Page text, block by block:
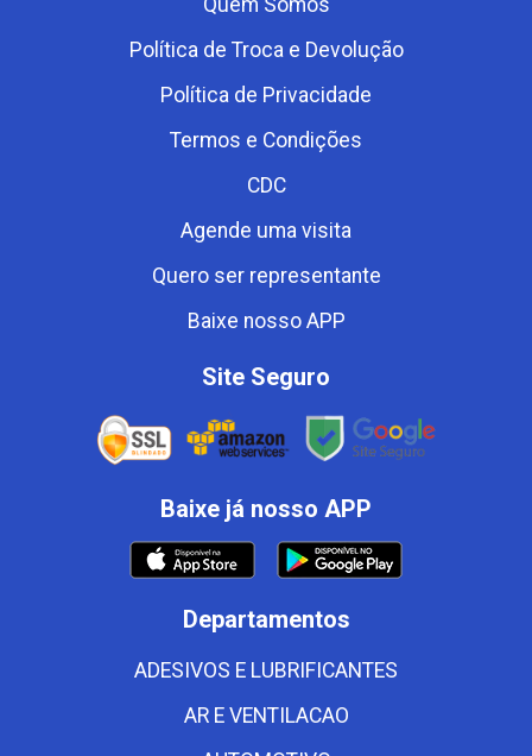
Política de Troca e Devolução
Política de Privacidade
Termos e Condições
CDC
Agende uma visita
Quero ser representante
Baixe nosso APP
Site Seguro
Baixe já nosso APP
Departamentos
ADESIVOS E LUBRIFICANTES
AR E VENTILACAO